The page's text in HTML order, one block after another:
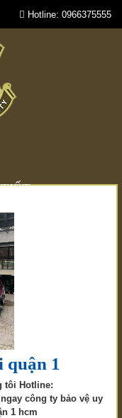
Hotline: 0966375555
quận 1
tôi Hotline:
công ty bảo vệ uy
1 hcm